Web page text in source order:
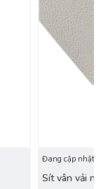
Đang cập nhật
Sít vân vải